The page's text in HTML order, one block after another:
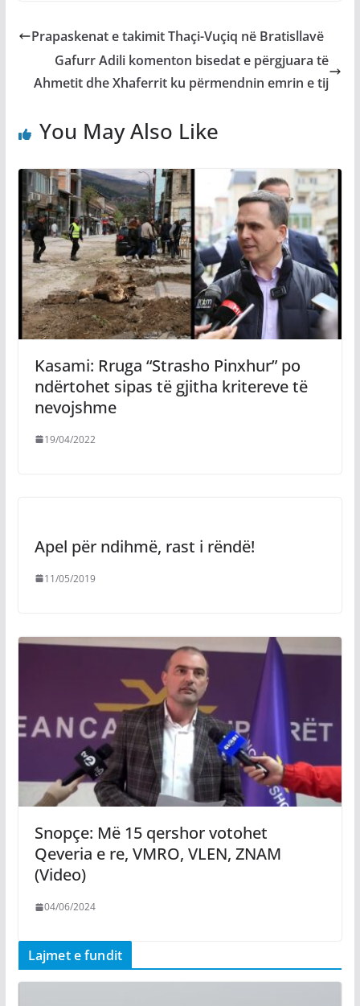
Prapaskenat e takimit Thaçi-Vuçiq në Bratisllavë
Gafurr Adili komenton bisedat e përgjuara të
Ahmetit dhe Xhaferrit ku përmendnin emrin e tij
You May Also Like
Kasami: Rruga “Strasho Pinxhur” po
ndërtohet sipas të gjitha kritereve të
nevojshme
19/04/2022
Apel për ndihmë, rast i rëndë!
11/05/2019
Snopçe: Më 15 qershor votohet
Qeveria e re, VMRO, VLEN, ZNAM
(Video)
04/06/2024
Lajmet e fundit